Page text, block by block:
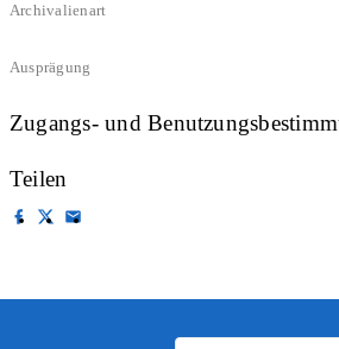
Archivalienart
Ausprägung
Zugangs- und
Teilen